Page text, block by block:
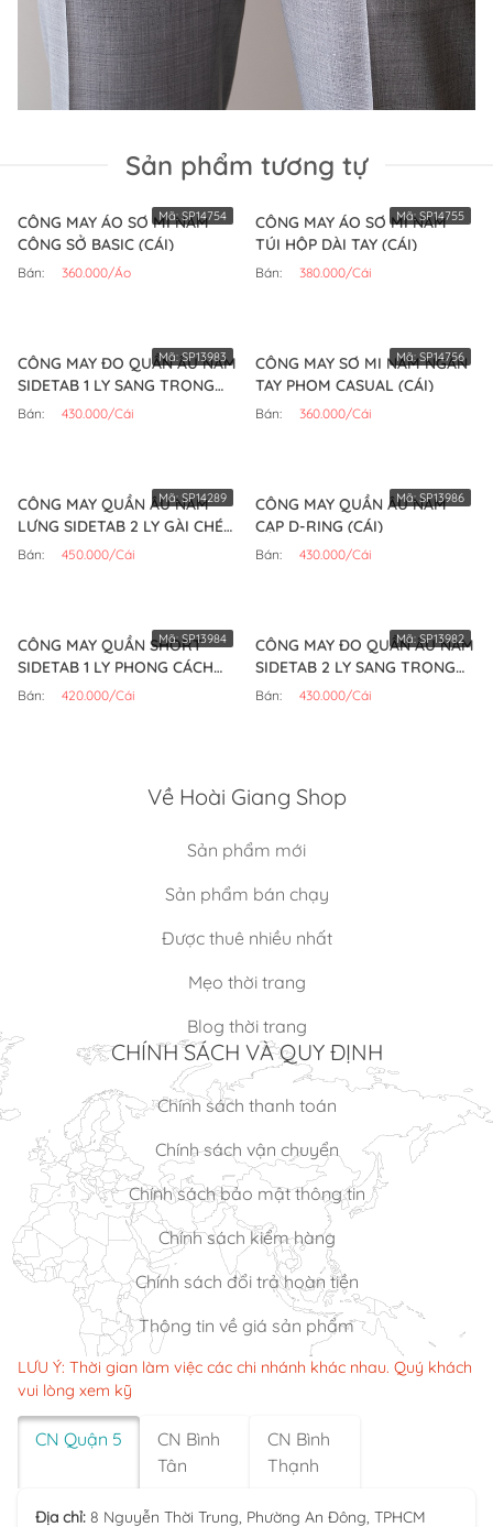
Sản phẩm tương tự
CÔNG MAY ÁO SƠ MI NAM
CÔNG SỞ BASIC (CÁI)
Bán: 360.000/Áo
Mã: SP14754
CÔNG MAY ÁO SƠ MI NAM
TÚI HỘP DÀI TAY (CÁI)
Bán: 380.000/Cái
Mã: SP14755
CÔNG MAY ĐO QUẦN ÂU NAM
SIDETAB 1 LY SANG TRỌNG
(CÁI)
Bán: 430.000/Cái
Mã:SP13983
CÔNG MAY SƠ MI NAM NGẮN
TAY PHOM CASUAL (CÁI)
Bán: 360.000/Cái
Mã:SP14756
CÔNG MAY QUẦN ÂU NAM
LƯNG SIDETAB 2 LY GÀI CHÉO
(CÁI)
Bán: 450.000/Cái
Mã: SP14289
CÔNG MAY QUẦN ÂU NAM
CẠP D-RING (CÁI)
Bán: 430.000/Cái
Mã: SP13986
CÔNG MAY QUẦN SHORT
SIDETAB 1 LY PHONG CÁCH
(CÁI)
Bán: 420.000/Cái
Mã:SP13984
CÔNG MAY ĐO QUẦN ÂU NAM
SIDETAB 2 LY SANG TRỌNG
(CÁI)
Bán: 430.000/Cái
Mã:SP13982
Về Hoài Giang Shop
Sản phẩm mới
Sản phẩm bán chạy
Được thuê nhiều nhất
Mẹo thời trang
Blog thời trang
CHÍNH SÁCH VÀ QUY ĐỊNH
Chính sách thanh toán
Chính sách vận chuyển
Chính sách bảo mật thông tin
Chính sách kiểm hàng
Chính sách đổi trả hoàn tiền
Thông tin về giá sản phẩm
LƯU Ý: Thời gian làm việc các chi nhánh khác nhau. Quý khách
vui lòng xem kỹ
CN Quận 5
CN Bình
Tân
CN Bình
Thạnh
Địa chỉ: 8 Nguyễn Thời Trung, Phường An Đông, TPHCM